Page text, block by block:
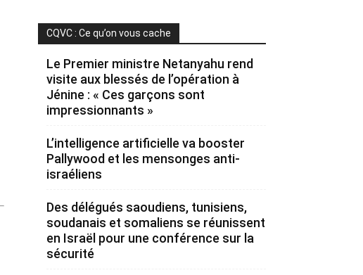
CQVC : Ce qu’on vous cache
Le Premier ministre Netanyahu rend
visite aux blessés de l’opération à
Jénine : « Ces garçons sont
impressionnants »
L’intelligence artificielle va booster
Pallywood et les mensonges anti-
israéliens
Des délégués saoudiens, tunisiens,
soudanais et somaliens se réunissent
en Israël pour une conférence sur la
sécurité